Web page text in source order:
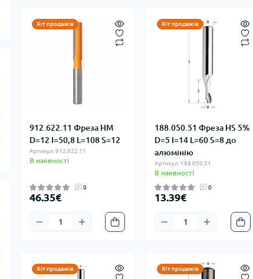
Хіт продажів
912.622.11 Фреза HM
D=12 I=50,8 L=108 S=12
Артикул: 912.622.11
В наявності
0
46.35€
Хіт продажів
188.050.51 Фреза HS 5%
D=5 I=14 L=60 S=8 до
алюмінію
Артикул: 188.050.51
В наявності
0
13.39€
Хіт продажів Хіт продажів